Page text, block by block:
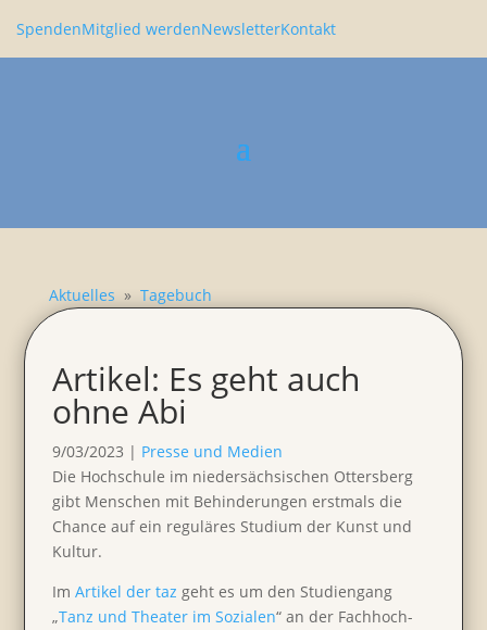
SpendenMitglied werdenNewsletterKontakt
Aktuelles » Tagebuch
Artikel: Es geht auch
ohne Abi
9/03/2023 | Presse und Medien
Die Hochschule im nieder­säch­si­schen Otters­berg
gibt Menschen mit Behin­de­rungen erstmals die
Chance auf ein reguläres Studium der Kunst und
Kultur.
ImArtikel der taz geht es um den Studi­en­gang
„Tanz und Theater im Sozialen“ an der Fachhoch­